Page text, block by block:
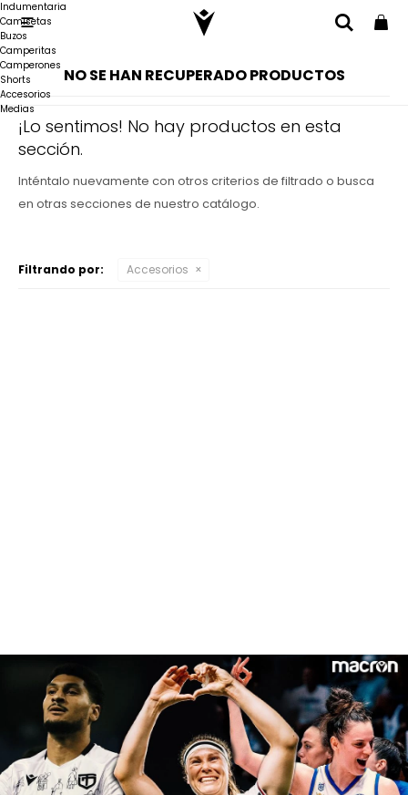

NO SE HAN RECUPERADO PRODUCTOS
¡Lo sentimos! No hay productos en esta
sección.
Inténtalo nuevamente con otros criterios de filtrado o busca
en otras secciones de nuestro catálogo.
Filtrando por: Accesorios
Indumentaria
Camisetas
Buzos
Camperitas
Camperones
Shorts
Accesorios
Medias